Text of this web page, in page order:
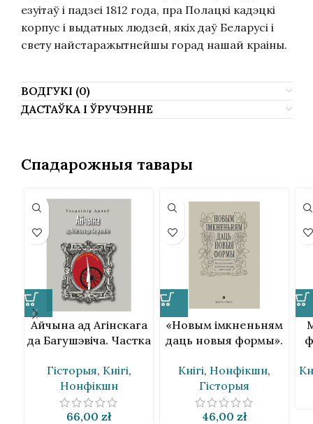
езуітаў і падзеі 1812 года, пра Полацкі кадэцкі
корпус і выдатных людзей, якіх даў Беларусі і
свету найстаражытнейшы горад нашай краіны.
ВОДГУКІ (0)
ДАСТАЎКА І ЎРУЧЭННЕ
Спадарожныя тавары
Айчына ад Агінскага
да Багушэвіча. Частка
Гісторыя, Кнігі,
Нонфікшн
66,00 zł
«Новым імкненьням
даць новыя формы».
культурны дыскурс
1920-х гадоў
Кнігі, Нонфікшн,
Гісторыя
46,00 zł